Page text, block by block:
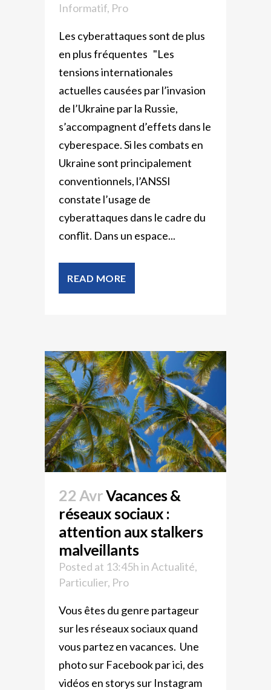
Informatif, Pro
Les cyberattaques sont de plus
en plus fréquentes "Les
tensions internationales
actuelles causées par l’invasion
de l’Ukraine par la Russie,
s’accompagnent d’effets dans le
cyberespace. Si les combats en
Ukraine sont principalement
conventionnels, l’ANSSI
constate l’usage de
cyberattaques dans le cadre du
conflit. Dans un espace...
READ MORE
22 AvrVacances &
réseaux sociaux :
attention aux stalkers
malveillants
Posted at 13:45hin Actualité,
Particulier, Pro
Vous êtes du genre partageur
sur les réseaux sociaux quand
vous partez en vacances. Une
photo sur Facebook par ici, des
vidéos en storys sur Instagram